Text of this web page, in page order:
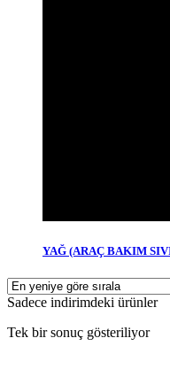
YAĞ (ARAÇ BAKIM
Sadece indirimdeki ürünler
Tek bir sonuç gösteriliyor